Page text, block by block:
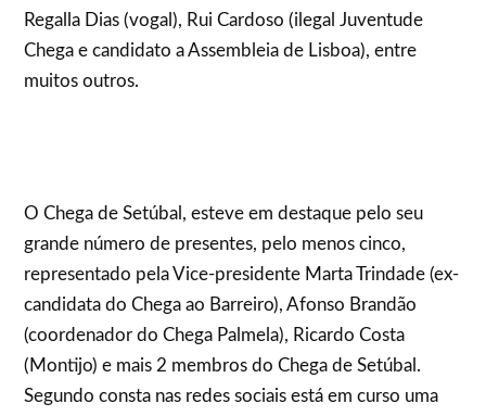
Regalla Dias (vogal), Rui Cardoso (ilegal Juventude
Chega e candidato a Assembleia de Lisboa), entre
muitos outros.
O Chega de Setúbal, esteve em destaque pelo seu
grande número de presentes, pelo menos cinco,
representado pela Vice-presidente Marta Trindade (ex-
candidata do Chega ao Barreiro), Afonso Brandão
(coordenador do Chega Palmela), Ricardo Costa
(Montijo) e mais 2 membros do Chega de Setúbal.
Segundo consta nas redes sociais está em curso uma